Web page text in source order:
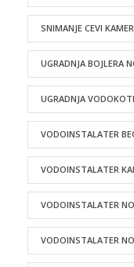
SNIMANJE CEVI
UGRADNJA BOJLERA
UGRADNJA
VODOINSTALATER
VODOINSTALATER
VODOINSTALATER
VODOINSTALATER